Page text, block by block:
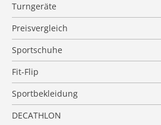
Turngeräte
Preisvergleich
Sportschuhe
Fit-Flip
Sportbekleidung
DECATHLON